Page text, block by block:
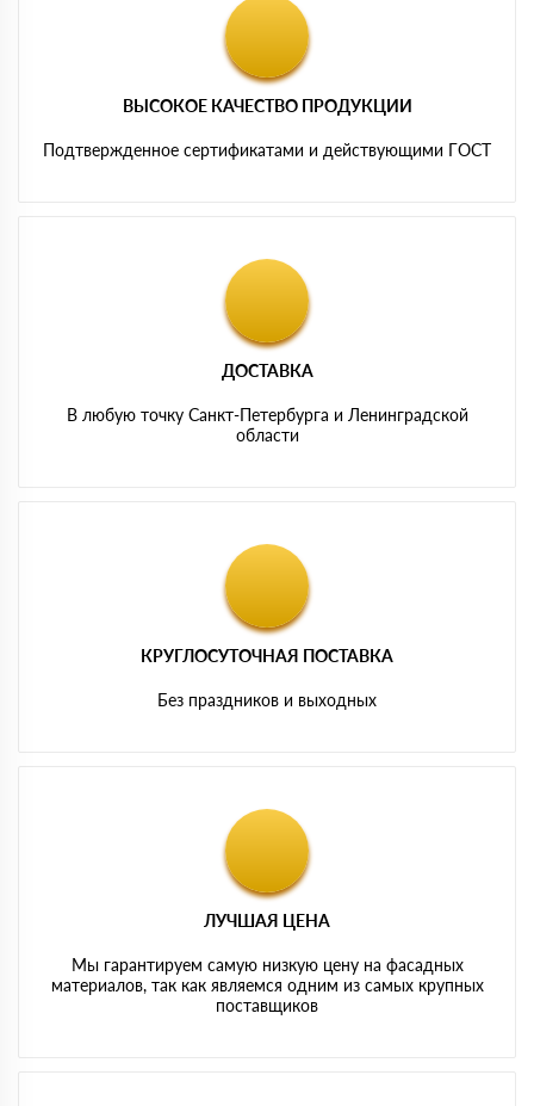
ВЫСОКОЕ КАЧЕСТВО ПРОДУКЦИИ
Подтвержденное сертификатами и действующими ГОСТ
ДОСТАВКА
В любую точку Санкт-Петербурга и Ленинградской
области
КРУГЛОСУТОЧНАЯ ПОСТАВКА
Без праздников и выходных
ЛУЧШАЯ ЦЕНА
Мы гарантируем самую низкую цену на фасадных
материалов, так как являемся одним из самых крупных
поставщиков